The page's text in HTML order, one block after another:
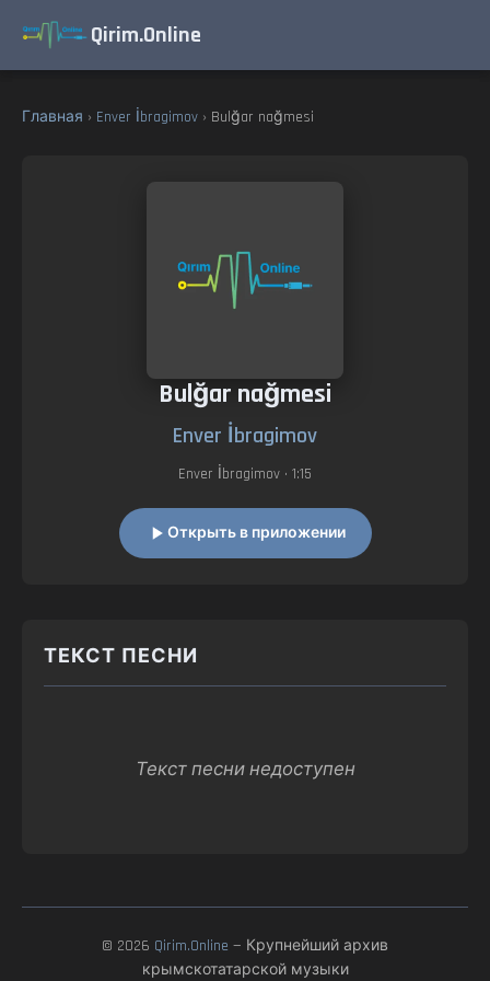
Qirim.Online
Главная › Enver İbragimov › Bulğar nağmesi
Bulğar nağmesi
Enver İbragimov
Enver İbragimov • 1:15
Открыть в приложении
ТЕКСТ ПЕСНИ
Текст песни недоступен
© 2026 Qirim.Online — Крупнейший архив
крымскотатарской музыки